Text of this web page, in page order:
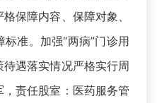
保障内容、保障对象、
准。加强“两病”门诊用
遇落实情况严格实行周
责任股室：医药服务管